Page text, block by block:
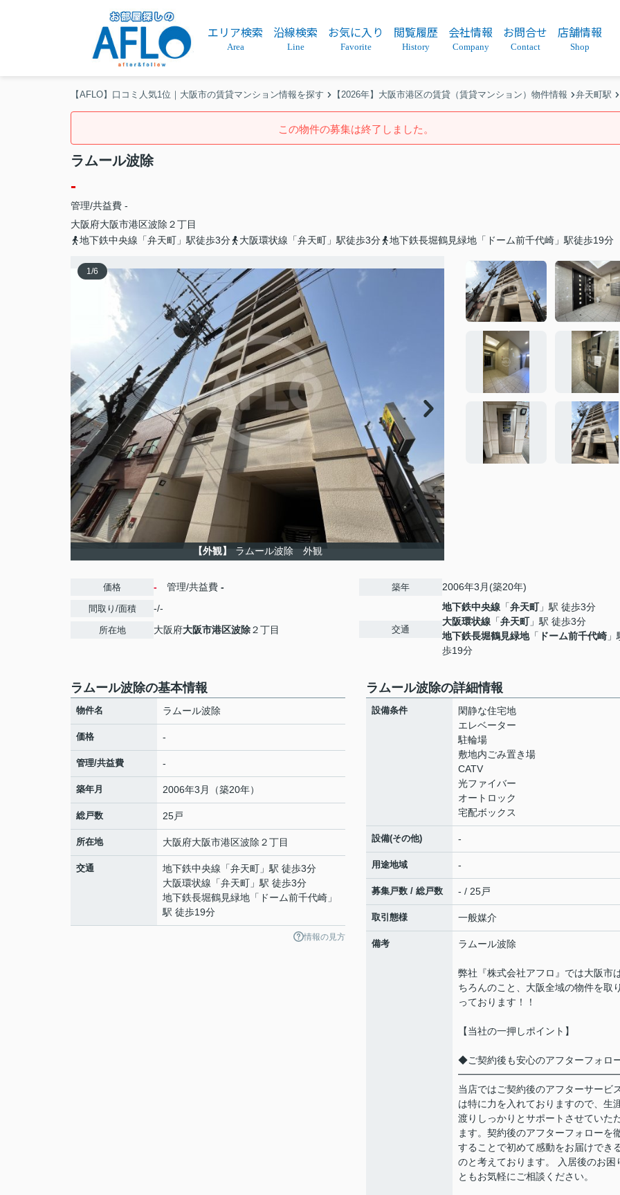
エリア検索
Area
沿線検索
Line
お気に入り
Favorite
閲覧履歴
History
会社情報
Company
お問合せ
Contact
店舗情報
Shop
【AFLO】口コミ人気1位｜大阪市の賃貸マンション情報を探す 【2026年】大阪市港区の賃貸（賃貸マンション）物件情報 弁天町駅
この物件の募集は終了しました。
ラムール波除
-
管理/共益費 -
大阪府大阪市港区波除 ２丁目
地下鉄中央線「弁天町」駅徒歩3分
大阪環状線「弁天町」駅徒歩3分 地下鉄長堀鶴見緑地「ドーム前千代崎」駅徒歩19分
1/6
【外観】 ラムール波除 外観
価格 - 管理/共益費 -
間取り/面積 -/-
所在地 大阪府大阪市港区波除２丁目
築年 2006年3月(築20年)
交通
地下鉄中央線 「弁天町」駅 徒歩3分
大阪環状線 「弁天町」駅 徒歩3分
地下鉄長堀鶴見緑地「 ドーム前千代崎
歩19分
ラムール波除の基本情報
物件名 ラムール波除
価格 -
管理/共益費 -
築年月 2006年3月（築20年）
総戸数 25戸
所在地 大阪府大阪市港区波除 ２丁目
交通 地下鉄中央線 「弁天町 」駅 徒歩3分
大阪環状線 「弁天町 」駅 徒歩3分
地下鉄長堀鶴見緑地 「 ドーム前千代崎 」
駅 徒歩19分
情報の見方
ラムール波除の詳細情報
設備条件
閑静な住宅地
エレベーター
駐輪場
敷地内ごみ置き場
CATV
光ファイバー
オートロック
宅配ボックス
設備(その他) -
用途地域 -
募集戸数 / 総戸数 - / 25戸
取引態様 一般媒介
備考 ラムール波除
弊社『株式会社アフロ』では大阪市
ちろんのこと、大阪全域の物件を取
っております！！
【当社の一押しポイント】
◆ご契約後も安心のアフターフォロ
当店ではご契約後のアフターサービ
は特に力を入れておりますので、生
渡りしっかりとサポートさせていた
ます。契約後のアフターフォローを
することで初めて感動をお届けでき
のと考えております。 入居後のお困
ともお気軽にご相談ください。